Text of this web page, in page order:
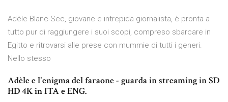
Adèle Blanc-Sec, giovane e intrepida giornalista, è pronta a
tutto pur di raggiungere i suoi scopi, compreso sbarcare in
Egitto e ritrovarsi alle prese con mummie di tutti i generi.
Nello stesso
Adèle e l'enigma del faraone - guarda in streaming in SD
HD 4K in ITA e ENG.